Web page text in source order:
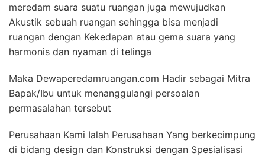
meredam suara suatu ruangan juga mewujudkan
Akustik sebuah ruangan sehingga bisa menjadi
ruangan dengan Kekedapan atau gema suara yang
harmonis dan nyaman di telinga
Maka Dewaperedamruangan.com Hadir sebagai Mitra
Bapak/Ibu untuk menanggulangi persoalan
permasalahan tersebut
Perusahaan Kami Ialah Perusahaan Yang berkecimpung
di bidang design dan Konstruksi dengan Spesialisasi